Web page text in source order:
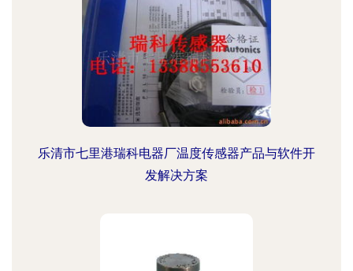
乐清市七里港瑞科电器厂温度传感器产品与软件开
发解决方案